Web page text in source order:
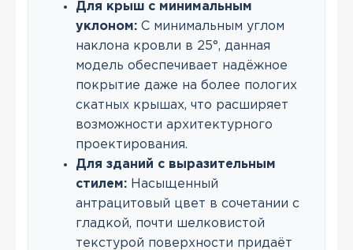
Для крыш с минимальным
уклоном: С минимальным углом
наклона кровли в 25°, данная
модель обеспечивает надёжное
покрытие даже на более пологих
скатных крышах, что расширяет
возможности архитектурного
проектирования.
Для зданий с выразительным
стилем: Насыщенный
антрацитовый цвет в сочетании с
гладкой, почти шелковистой
текстурой поверхности придаёт